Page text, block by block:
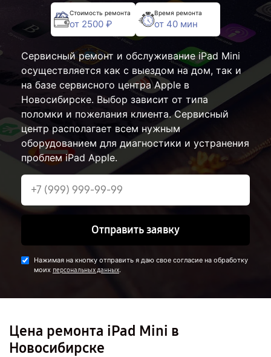
Стоимость ремонта
от 2500 ₽
Время ремонта
от 40 мин
Сервисный ремонт и обслуживание iPad Mini
осуществляется как с выездом на дом, так и
на базе сервисного центра Apple в
Новосибирске. Выбор зависит от типа
поломки и пожелания клиента. Сервисный
центр располагает всем нужным
оборудованием для диагностики и устранения
проблем iPad Apple.
Отправить заявку
Нажимая на кнопку отправить я даю свое согласие на обработку
моих персональных данных.
Цена ремонта iPad Mini в
Новосибирске